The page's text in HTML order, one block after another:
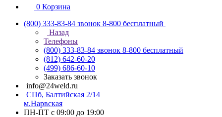
0 Корзина
(800) 333-83-84 звонок 8-800 бесплатный
Назад
Телефоны
(800) 333-83-84 звонок 8-800 бесплатный
(812) 642-60-20
(499) 686-60-10
Заказать звонок
info@24weld.ru
СПб, Балтийская 2/14
м.Нарвская
ПН-ПТ с 09:00 до 19:00